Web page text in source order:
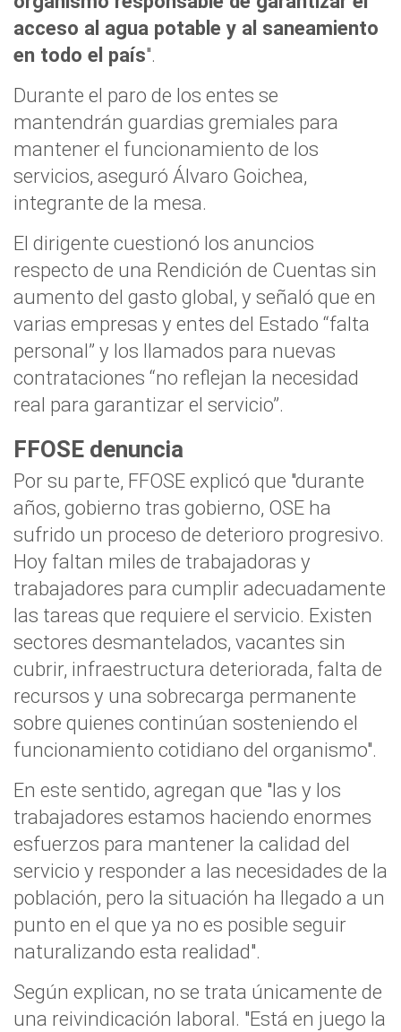
acceso al agua potable y al saneamiento
en todo el país".
Durante el paro de los entes se
mantendrán guardias gremiales para
mantener el funcionamiento de los
servicios, aseguró Álvaro Goichea,
integrante de la mesa.
El dirigente cuestionó los anuncios
respecto de una Rendición de Cuentas sin
aumento del gasto global, y señaló que en
varias empresas y entes del Estado “falta
personal” y los llamados para nuevas
contrataciones “no reflejan la necesidad
real para garantizar el servicio”.
FFOSE denuncia
Por su parte, FFOSE explicó que "durante
años, gobierno tras gobierno, OSE ha
sufrido un proceso de deterioro progresivo.
Hoy faltan miles de trabajadoras y
trabajadores para cumplir adecuadamente
las tareas que requiere el servicio. Existen
sectores desmantelados, vacantes sin
cubrir, infraestructura deteriorada, falta de
recursos y una sobrecarga permanente
sobre quienes continúan sosteniendo el
funcionamiento cotidiano del organismo".
En este sentido, agregan que "las y los
trabajadores estamos haciendo enormes
esfuerzos para mantener la calidad del
servicio y responder a las necesidades de la
población, pero la situación ha llegado a un
punto en el que ya no es posible seguir
naturalizando esta realidad".
Según explican, no se trata únicamente de
una reivindicación laboral. "Está en juego la